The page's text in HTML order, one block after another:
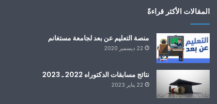
المقالات الأكثر قراءةً
منصة التعليم عن بعد لجامعة مستغانم
22 ديسمبر 2020
نتائج مسابقات الدكتوراه 2022 ـ 2023
22 يناير 2023